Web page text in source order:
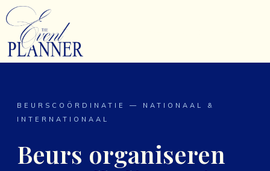
naar
inhoud
BEURSCOÖRDINATIE — NATIONAAL &
INTERNATIONAAL
Beurs organiseren